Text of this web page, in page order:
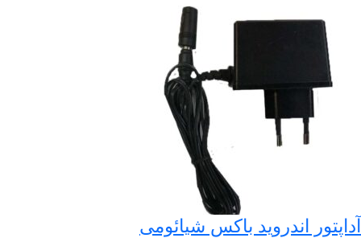
آداپتور اندروید باکس شیائومی